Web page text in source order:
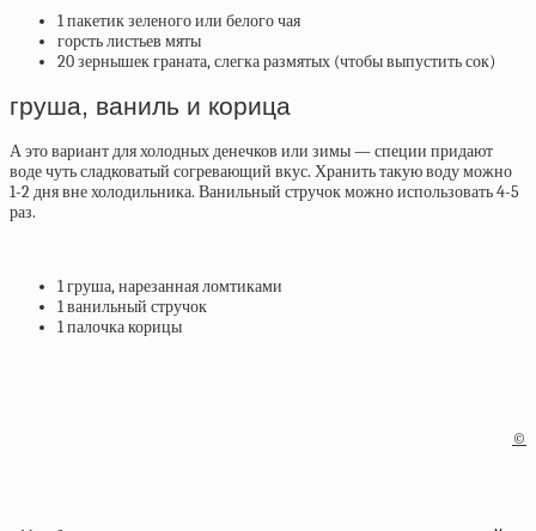
1 пакетик зеленого или белого чая
горсть листьев мяты
20 зернышек граната, слегка размятых (чтобы выпустить сок)
груша, ваниль и корица
А это вариант для холодных денечков или зимы — специи придают
воде чуть сладковатый согревающий вкус. Хранить такую воду можно
1-2 дня вне холодильника. Ванильный стручок можно использовать 4-5
раз.
1 груша, нарезанная ломтиками
1 ванильный стручок
1 палочка корицы
©